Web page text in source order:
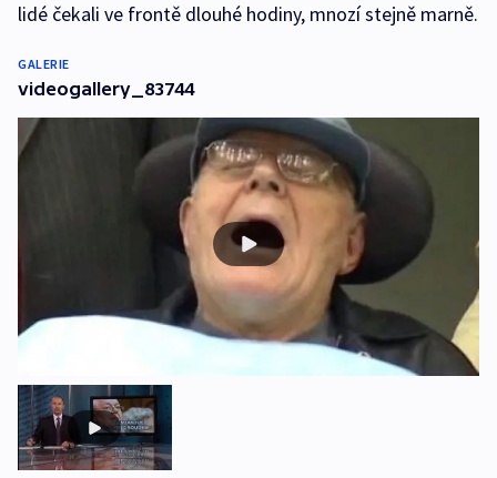
lidé čekali ve frontě dlouhé hodiny, mnozí stejně marně.
GALERIE
videogallery_83744